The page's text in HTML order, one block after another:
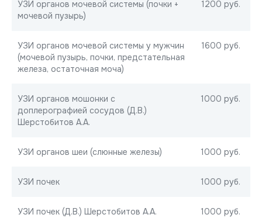
УЗИ органов мочевой системы (почки +
мочевой пузырь)
1200 руб.
УЗИ органов мочевой системы у мужчин
(мочевой пузырь, почки, предстательная
железа, остаточная моча)
1600 руб.
УЗИ органов мошонки с
доплерографией сосудов (Д.В.)
Шерстобитов А.А.
1000 руб.
УЗИ органов шеи (слюнные железы) 1000 руб.
УЗИ почек 1000 руб.
УЗИ почек (Д.В.) Шерстобитов А.А. 1000 руб.